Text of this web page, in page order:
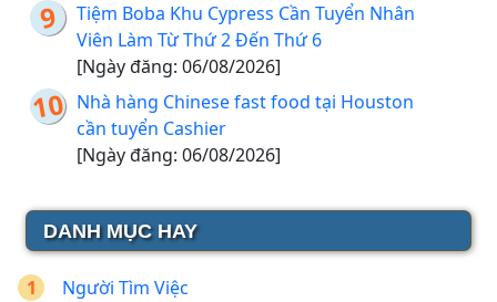
Tiệm Boba Khu Cypress Cần Tuyển Nhân
Viên Làm Từ Thứ 2 Đến Thứ 6
[Ngày đăng: 06/08/2026]
Nhà hàng Chinese fast food tại Houston
cần tuyển Cashier
[Ngày đăng: 06/08/2026]
DANH MỤC HAY
Người Tìm Việc